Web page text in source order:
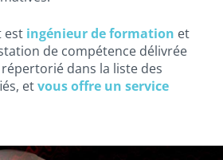
est ingénieur de formation et
de compétence délivrée
répertorié dans la liste des
etvous offre un service